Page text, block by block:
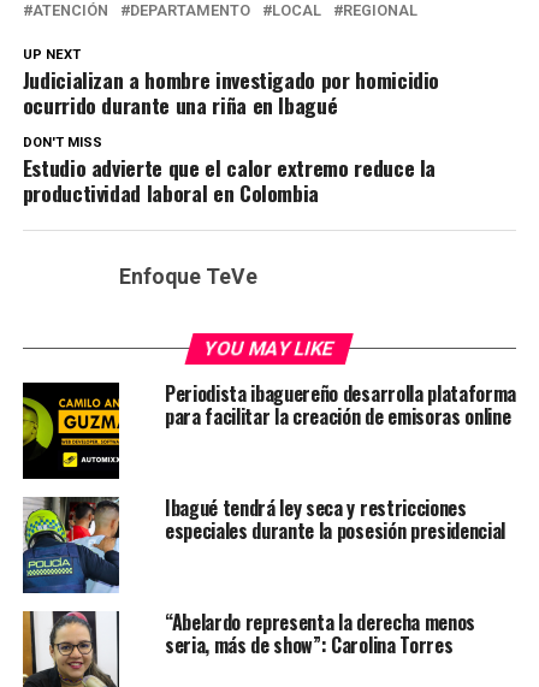
ATENCIÓN
DEPARTAMENTO LOCAL REGIONAL
UP NEXT
Judicializan a hombre investigado por homicidio
ocurrido durante una riña en Ibagué
DON'T MISS
Estudio advierte que el calor extremo reduce la
productividad laboral en Colombia
Enfoque TeVe
YOU MAY LIKE
Periodista ibaguereño desarrolla plataforma
para facilitar la creación de emisoras online
Ibagué tendrá ley seca y restricciones
especiales durante la posesión presidencial
“Abelardo representa la derecha menos
seria, más de show”: Carolina Torres